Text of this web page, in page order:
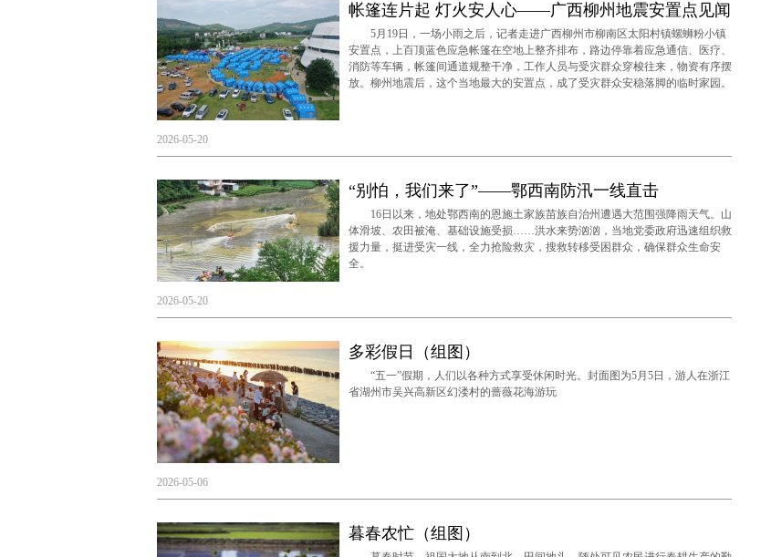
帐篷连片起 灯火安人心——广西柳州地震安置点见闻
5月19日，一场小雨之后，记者走进广西柳州市柳南区太阳村镇螺蛳粉小镇
安置点，上百顶蓝色应急帐篷在空地上整齐排布，路边停靠着应急通信、医疗、
消防等车辆，帐篷间通道规整干净，工作人员与受灾群众穿梭往来，物资有序摆
放。柳州地震后，这个当地最大的安置点，成了受灾群众安稳落脚的临时家园。
2026-05-20
“别怕，我们来了”——鄂西南防汛一线直击
16日以来，地处鄂西南的恩施土家族苗族自治州遭遇大范围强降雨天气。山
体滑坡、农田被淹、基础设施受损……洪水来势汹汹，当地党委政府迅速组织救
援力量，挺进受灾一线，全力抢险救灾，搜救转移受困群众，确保群众生命安
全。
2026-05-20
多彩假日（组图）
“五一”假期，人们以各种方式享受休闲时光。封面图为5月5日，游人在浙江
省湖州市吴兴高新区幻溇村的蔷薇花海游玩
2026-05-06
暮春农忙（组图）